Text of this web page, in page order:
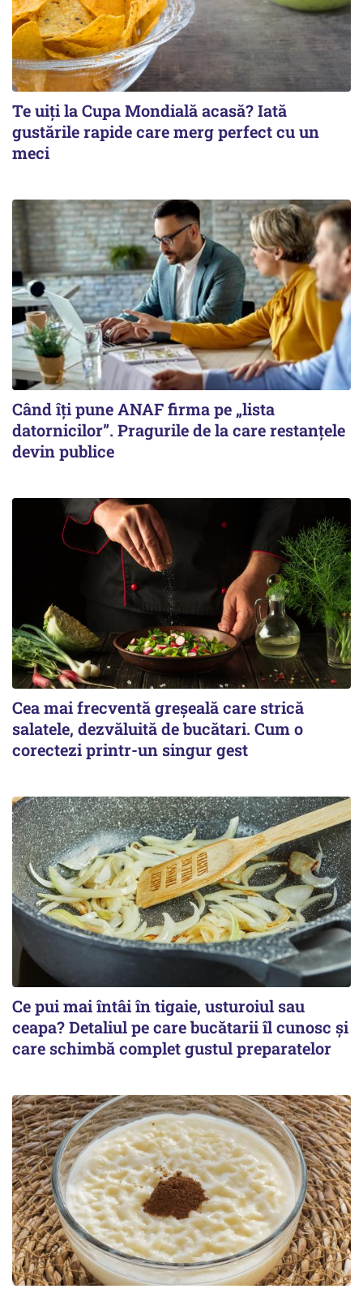
Te uiți la Cupa Mondială acasă? Iată
gustările rapide care merg perfect cu un
meci
Când îți pune ANAF firma pe „lista
datornicilor”. Pragurile de la care restanțele
devin publice
Cea mai frecventă greșeală care strică
salatele, dezvăluită de bucătari. Cum o
corectezi printr-un singur gest
Ce pui mai întâi în tigaie, usturoiul sau
ceapa? Detaliul pe care bucătarii îl cunosc și
care schimbă complet gustul preparatelor